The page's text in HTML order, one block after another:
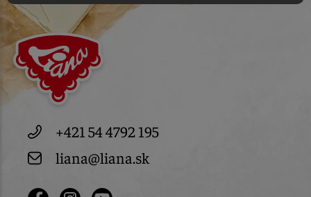
+421 54 4792 195
liana@liana.sk